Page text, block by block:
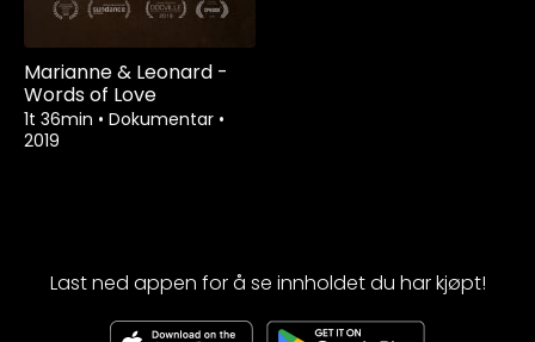
Marianne & Leonard -
Words of Love
1t 36min • Dokumentar •
2019
Last ned appen for å se innholdet du har kjøpt!